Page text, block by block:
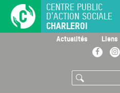
CENTRE PUBLIC
D'ACTION SOCIALE
CHARLEROI
Actualités
Rechercher